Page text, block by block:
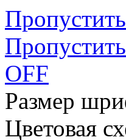
OFF
Размер
Цветовая